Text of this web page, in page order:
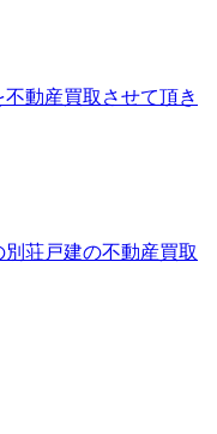
動産買取させて頂き
荘戸建の不動産買取